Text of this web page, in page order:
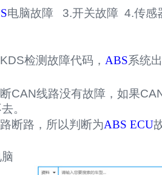
电脑故障 3.开关故障 4.传感
检测故障代码， ABS系统
CAN线路没有故障，如果
。
断路，所以判断为ABS ECU